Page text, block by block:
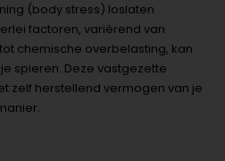
(body stress) loslaten
factoren, variërend van
chemische overbelasting, kan
spieren. Deze vastgezette
zelf herstellend vermogen van je